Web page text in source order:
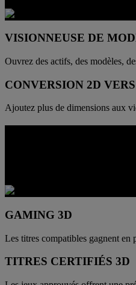
VISIONNEUSE DE
Ouvrez des actifs, des modèles,
CONVERSION 2D
Ajoutez plus de dimensions aux
GAMING 3D
Les titres compatibles gagnent en
TITRES CERTIFIÉS 3D